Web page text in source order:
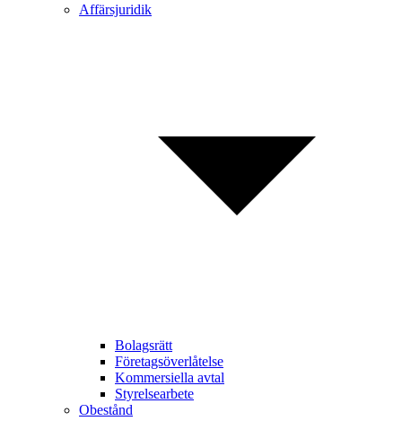
Affärsjuridik
Bolagsrätt
Företagsöverlåtelse
Kommersiella avtal
Styrelsearbete
Obestånd